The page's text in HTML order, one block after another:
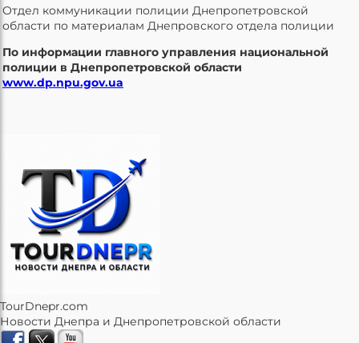
Отдел коммуникации полиции Днепропетровской
области по материалам Днепровского отдела полиции
По информации главного управления национальной
полиции в Днепропетровской области
www.dp.npu.gov.ua
TourDnepr.com
Новости Днепра и Днепропетровской области